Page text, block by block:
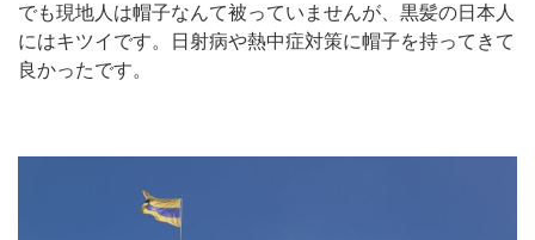
でも現地人は帽子なんて被っていませんが、黒髪の日本人
にはキツイです。日射病や熱中症対策に帽子を持ってきて
良かったです。